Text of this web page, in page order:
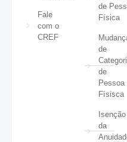
Fale
com o
CREF
de
Física
de
de
Pessoa
Físisca
Isenção
da